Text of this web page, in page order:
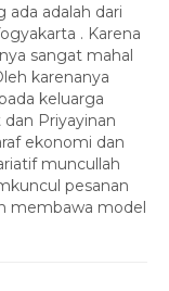
adalah dari
. Karena
sangat mahal
karenanya
keluarga
Priyayinan
ekonomi dan
muncullah
pesanan
membawa model